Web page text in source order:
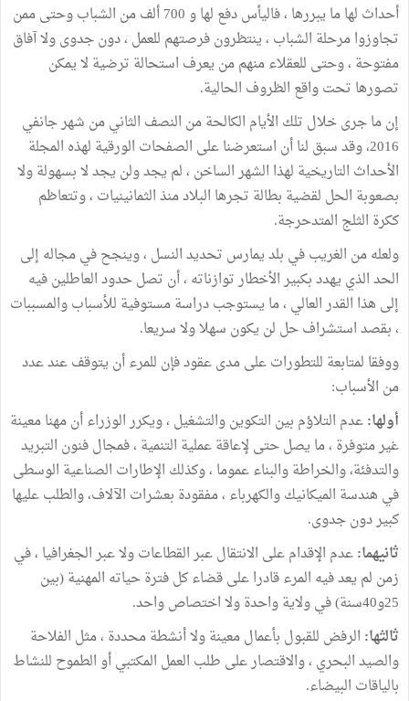
أحداث لها ما يبررها ، فاليأس دفع لها و 700 ألف من الشباب وحتى ممن
تجاوزوا مرحلة الشباب ، ينتظرون فرصتهم للعمل ، دون جدوى ولا آفاق
مفتوحة ، وحتى للعقلاء منهم من يعرف استحالة ترضية لا يمكن
تصورها تحت واقع الظروف الحالية.
إن ما جرى خلال تلك الأيام الكالحة من النصف الثاني من شهر جانفي
2016، وقد سبق لنا أن استعرضنا على الصفحات الورقية لهذه المجلة
الأحداث التاريخية لهذا الشهر الساخن ، لم يجد ولن يجد لا بسهولة ولا
بصعوبة الحل لقضية بطالة تجرها البلاد منذ الثمانينيات ، وتتعاظم
ككرة الثلج المتدحرجة.
ولعله من الغريب في بلد يمارس تحديد النسل ، وينجح في مجاله إلى
الحد الذي يهدد بكبير الأخطار توازناته ، أن تصل حدود العاطلين فيه
إلى هذا القدر العالي ، ما يستوجب دراسة مستوفية للأسباب والمسببات
، بقصد استشراف حل لن يكون سهلا ولا سريعا.
ووفقا لمتابعة للتطورات على مدى عقود فإن للمرء أن يتوقف عند عدد
من الأسباب:
أولها:عدم التلاؤم بين التكوين والتشغيل ، ويكرر الوزراء أن مهنا معينة
غير متوفرة ، ما يصل حتى لإعاقة عملية التنمية ، فمجال فنون التبريد
والتدفئة، والخراطة والبناء عموما ، وكذلك الإطارات الصناعية الوسطى
في هندسة الميكانيك والكهرباء ، مفقودة بعشرات الآلاف، والطلب عليها
كبير دون جدوى.
ثانيهما:عدم الإقدام على الانتقال عبر القطاعات ولا عبر الجغرافيا ، في
زمن لم يعد فيه المرء قادرا على قضاء كل فترة حياته المهنية (بين
25و40
سنة) في ولاية واحدة ولا اختصاص واحد.
ثالثها: الرفض للقبول بأعمال معينة ولا أنشطة محددة ، مثل الفلاحة
والصيد البحري ، والاقتصار على طلب العمل المكتبي أو الطموح للنشاط
بالياقات البيضاء.